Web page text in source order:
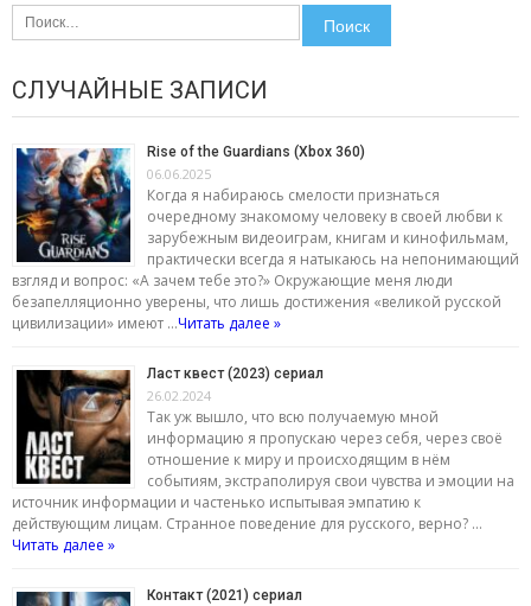
Найти:
СЛУЧАЙНЫЕ ЗАПИСИ
Rise of the Guardians (Xbox 360)
06.06.2025
Когда я набираюсь смелости признаться
очередному знакомому человеку в своей любви к
зарубежным видеоиграм, книгам и кинофильмам,
практически всегда я натыкаюсь на непонимающий
взгляд и вопрос: «А зачем тебе это?» Окружающие меня люди
безапелляционно уверены, что лишь достижения «великой русской
цивилизации» имеют …Читать далее »
Ласт квест (2023) сериал
26.02.2024
Так уж вышло, что всю получаемую мной
информацию я пропускаю через себя, через своё
отношение к миру и происходящим в нём
событиям, экстраполируя свои чувства и эмоции на
источник информации и частенько испытывая эмпатию к
действующим лицам. Странное поведение для русского, верно? …
Читать далее »
Контакт (2021) сериал